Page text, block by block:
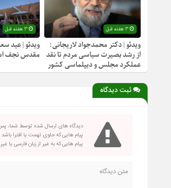
3 هفته قبل
ویدئو | دکتر محمدجواد لاریجانی:
از رشد بصیرت سیاسی مردم تا نقد
عملکرد مجلس و دیپلماسی کشور
3 هفته قبل
ویدئو | عید
مقدس نجف
ثبت دیدگاه
دیدگاه های ارسال شده توسط شما،
پیام هایی که حاوی تهمت یا افترا
پیام هایی که به غیر از زبان فارسی یا